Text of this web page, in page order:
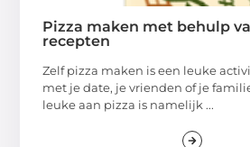
Pizza maken met behulp
recepten
Zelf pizza maken is een leuke
met je date, je vrienden of je
leuke aan pizza is namelijk ...